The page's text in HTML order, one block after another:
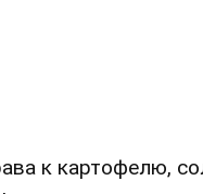
к картофелю,